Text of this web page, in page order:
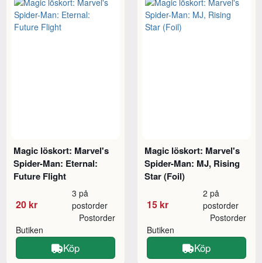
Magic löskort: Marvel's
Spider-Man: Eternal:
Future Flight
20 kr
3 på
postorder
Butiken
Postorder
Köp
Magic löskort: Marvel's
Spider-Man: MJ, Rising
Star (Foil)
15 kr
2 på
postorder
Butiken
Postorder
Köp